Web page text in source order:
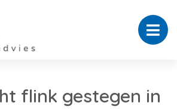
flink gestegen in